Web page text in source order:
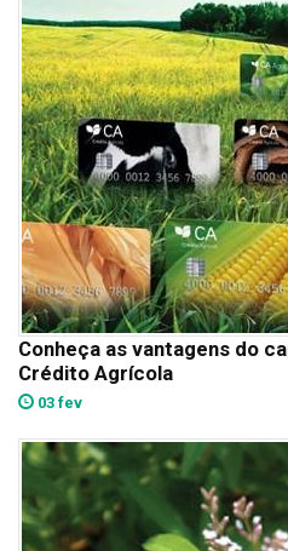
Conheça as vantagens do
Crédito Agrícola
03 fev